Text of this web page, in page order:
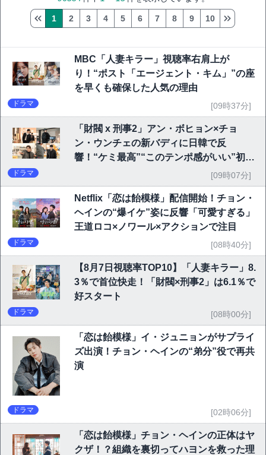
1 2 3 4 5 6 7 8 9 10
MBC「人妻キラー」視聴率右肩上が
り！“ポスト「エージェント・キム」”の座
を早くも確保した人気の理由
ドラマ [09時37分]
「財閥 x 刑事2」アン・ボヒョン×チョ
ン・ウンチェの新バディに日韓で反
響！“ケミ最高”“このテンポ感がいい”初回
ドラマ [09時07分]
Netflix「恋は飴模様」配信開始！チョン・
ヘインの“爆イケ”姿に反響「可愛すぎる」
王道ロコ×ノワール×アクションで注目
ドラマ [08時40分]
【8月7日視聴率TOP10】「人妻キラー」8.
3％で首位快走！「財閥×刑事2」は6.1％で
好スタート
ドラマ [08時00分]
「恋は飴模様」イ・ジュニョンがサプライ
ズ出演！チョン・ヘインの“弟分”役で再共
演
ドラマ [02時06分]
「恋は飴模様」チョン・ヘインの正体はヤ
クザ！？組織を裏切ってハヨンを救った理